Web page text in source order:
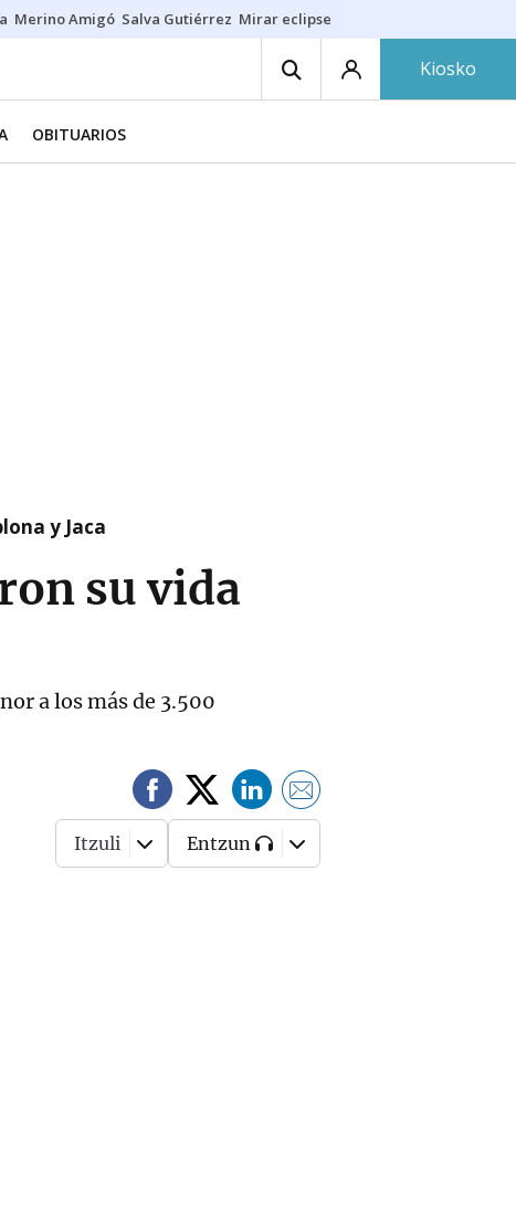
Merino Amigó Salva Gutiérrez Mirar eclipse
Kiosko
OBITUARIOS
y Jaca
su vida
a los más de 3.500
Itzuli Entzun